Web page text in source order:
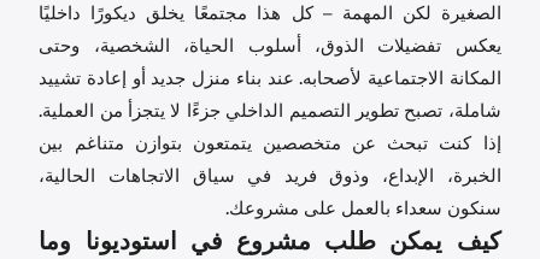
الصغيرة لكن المهمة – كل هذا مجتمعًا يخلق ديكورًا داخليًا
يعكس تفضيلات الذوق، أسلوب الحياة، الشخصية، وحتى
المكانة الاجتماعية لأصحابه. عند بناء منزل جديد أو إعادة تشييد
شاملة، تصبح تطوير التصميم الداخلي جزءًا لا يتجزأ من العملية.
إذا كنت تبحث عن متخصصين يتمتعون بتوازن متناغم بين
الخبرة، الإبداع، وذوق فريد في سياق الاتجاهات الحالية،
سنكون سعداء بالعمل على مشروعك.
كيف يمكن طلب مشروع في استوديونا وما